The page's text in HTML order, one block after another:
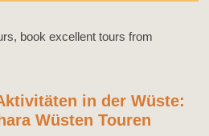
in der Wüste:
Wüsten Touren